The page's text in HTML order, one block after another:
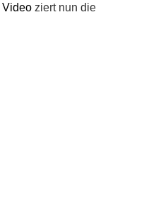
Video ziert nun die